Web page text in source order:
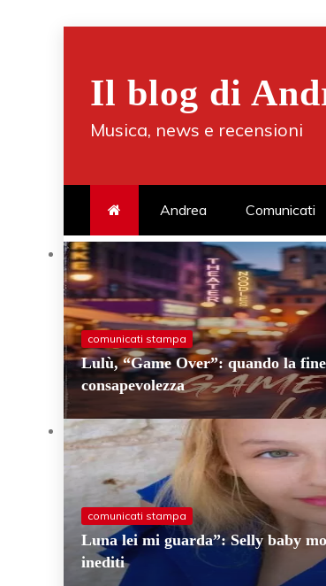
contentIl blog di
Musica, news e recensioni
Andrea Comunicati
comunicati stampa
Lulù, “Game Over”: quando la
consapevolezza
comunicati stampa
Luna lei mi guarda”: Selly baby
inediti